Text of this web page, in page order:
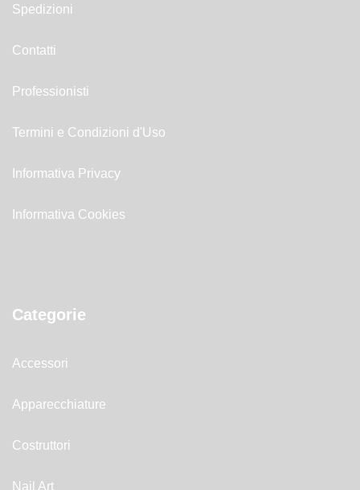
Spedizioni
Contatti
Professionisti
Termini e Condizioni d'Uso
Informativa Privacy
Informativa Cookies
Categorie
Accessori
Apparecchiature
Costruttori
Nail Art